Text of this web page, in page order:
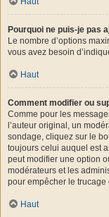
Pourquoi ne puis-je pas
Le nombre d’options
vous avez besoin
Haut
Comment modifier ou
Comme pour les
l’auteur original, un
sondage, cliquez sur le
toujours celui auquel est
peut modifier une option
modérateurs et les
pour empêcher le
Haut